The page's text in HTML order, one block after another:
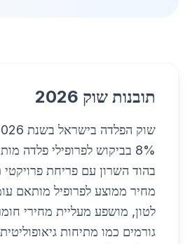
תובנות שוק 2026
8% בביקוש לפרופילי פלדה
בהוד השרון עם פריחת פרויקטי
לטון, מושפע מעליית מחירי
גורמים כמו מתיחות